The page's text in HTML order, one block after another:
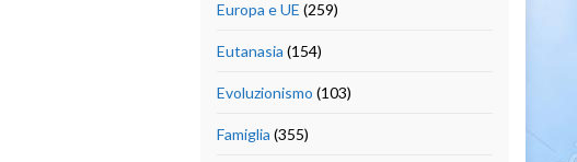
Europa e UE (259)
Eutanasia (154)
Evoluzionismo (103)
Famiglia (355)